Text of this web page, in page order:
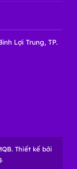
Lợi Trung, TP.
Thiết kế bởi